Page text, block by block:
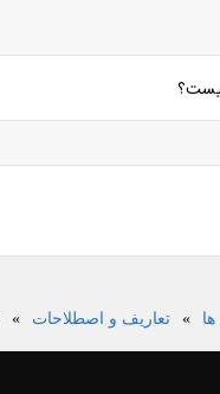
» تعاریف و اصطلاحات »